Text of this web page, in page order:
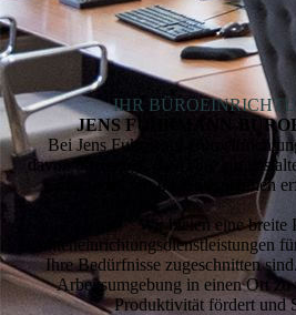
IHR
JENS FUHR­MANN-
Bei Jens Fuhrmann-
davon überzeugt, dass eine gut
und O ist, um Ihr Unternehmen
Wir bieten eine breite
Inneneinrichtungsdienstleistungen
Ihre Bedürfnisse zugeschnitten
Arbeitsumgebung in einen Ort zu
Produktivität fördert und